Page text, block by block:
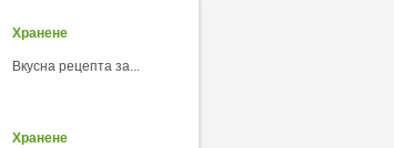
Хранене
Вкусна рецепта за...
Хранене